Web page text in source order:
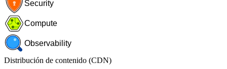
Security
Compute
Observability
Distribución de contenido (CDN)